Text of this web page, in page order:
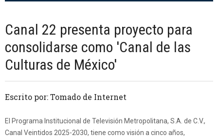
Canal 22 presenta proyecto para
consolidarse como 'Canal de las
Culturas de México'
Escrito por: Tomado de Internet
El Programa Institucional de Televisión Metropolitana, S.A. de C.V.,
Canal Veintidos 2025-2030, tiene como visión a cinco años,